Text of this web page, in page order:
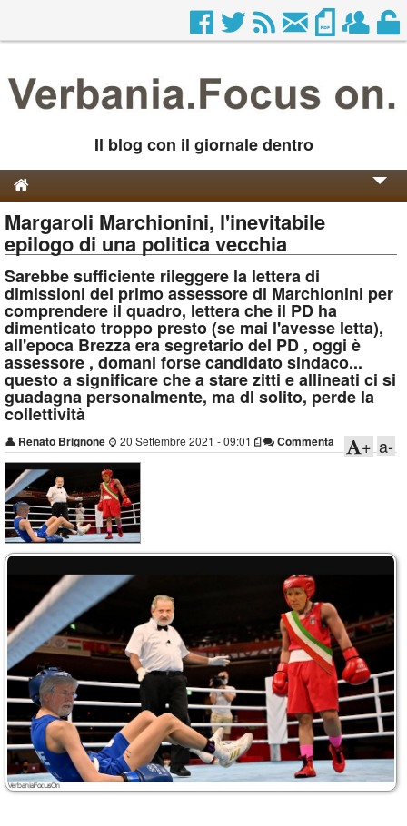
Il blog con il giornale dentro
Genesi e Storia
Contatti
Margaroli Marchionini, l'inevitabile
epilogo di una politica vecchia
Sarebbe sufficiente rileggere la lettera di
dimissioni del primo assessore di Marchionini per
comprendere il quadro, lettera che il PD ha
dimenticato troppo presto (se mai l'avesse letta),
all'epoca Brezza era segretario del PD , oggi è
assessore , domani forse candidato sindaco...
questo a significare che a stare zitti e allineati ci si
guadagna personalmente, ma dl solito, perde la
collettività
👤 Renato Brignone ⌚ 20 Settembre 2021 - 09:01 Commenta a-
+